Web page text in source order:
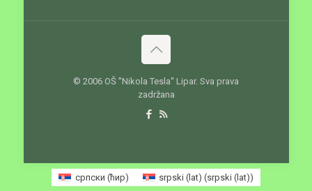
© 2006 OŠ ''Nikola Tesla'' Lipar. Sva prava
zadržana
српски (ћир) srpski (lat) (srpski (lat))